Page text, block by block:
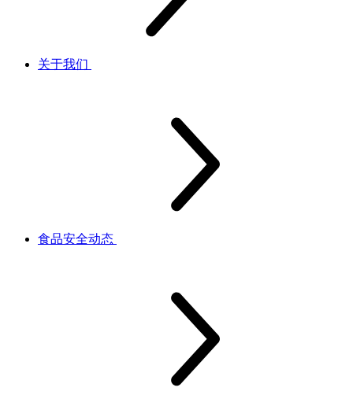
关于我们
食品安全动态